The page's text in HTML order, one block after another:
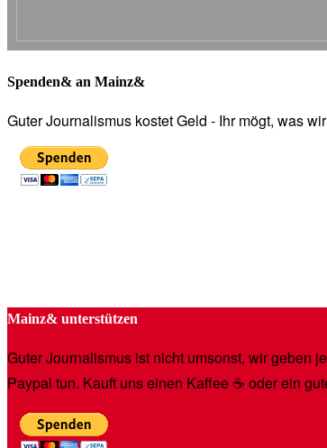
Spenden& an Mainz&
Guter Journalismus kostet Geld - Ihr mögt, was
Mainz& unterstützen
Guter Journalismus ist nicht umsonst, wir geben
Paypal tun. Kauft uns einen Kaffee ☕️ oder ein